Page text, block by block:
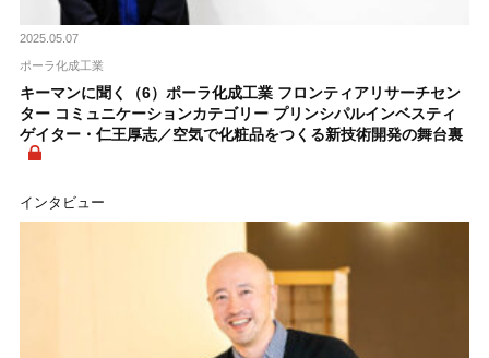
2025.05.07
ポーラ化成工業
キーマンに聞く（6）ポーラ化成工業 フロンティアリサーチセン
ター コミュニケーションカテゴリー プリンシパルインベスティ
ゲイター・仁王厚志／空気で化粧品をつくる新技術開発の舞台裏
インタビュー